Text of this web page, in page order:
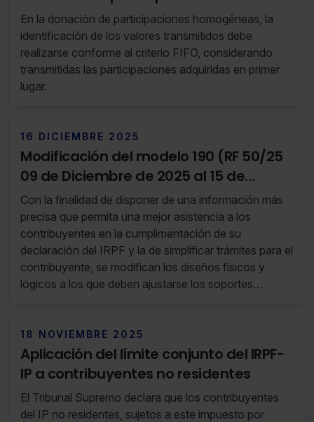
En la donación de participaciones homogéneas, la
identificación de los valores transmitidos debe
realizarse conforme al criterio FIFO, considerando
transmitidas las participaciones adquiridas en primer
lugar.
16 DICIEMBRE 2025
Modificación del modelo 190 (RF 50/25
09 de Diciembre de 2025 al 15 de
Diciembre de 2025)
Con la finalidad de disponer de una información más
precisa que permita una mejor asistencia a los
contribuyentes en la cumplimentación de su
declaración del IRPF y la de simplificar trámites para el
contribuyente, se modifican los diseños físicos y
lógicos a los que deben ajustarse los soportes
modelo 190.
18 NOVIEMBRE 2025
Aplicación del límite conjunto del IRPF-
IP a contribuyentes no residentes
El Tribunal Supremo declara que los contribuyentes
del IP no residentes, sujetos a este impuesto por